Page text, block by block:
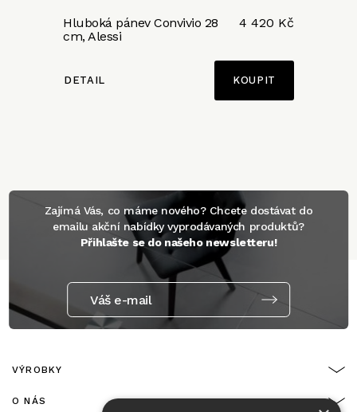
Hluboká pánev Convivio 28
cm, Alessi
4 420 Kč
DETAIL
Zajímá Vás, co máme nového? Chcete dostávat do
emailu akční nabídky vyprodávaných produktů?
Přihlašte se do našeho newsletteru!
Váš e-mail
VÝROBKY
O NÁS